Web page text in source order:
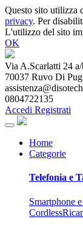
Questo sito utilizza
privacy. Per
L'utilizzo del sito
OK
Via A.Scarlatti 24
70037 Ruvo Di
0804722135
Accedi Registrati
Home
Categorie
Telefonia e
Smartphone
Cordless